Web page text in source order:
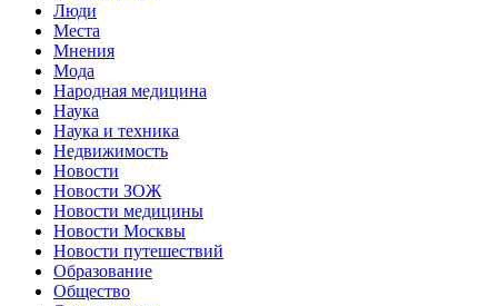
Люди
Места
Мнения
Мода
Народная медицина
Наука
Наука и техника
Недвижимость
Новости
Новости ЗОЖ
Новости медицины
Новости Москвы
Новости путешествий
Образование
Общество